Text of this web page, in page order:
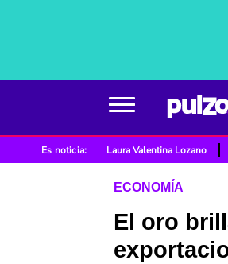
Es noticia: Laura Valentina Lozano
ECONOMÍA
El oro